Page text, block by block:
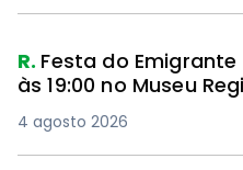
R. Festa do
às 19:00 no Museu
4 agosto 2026